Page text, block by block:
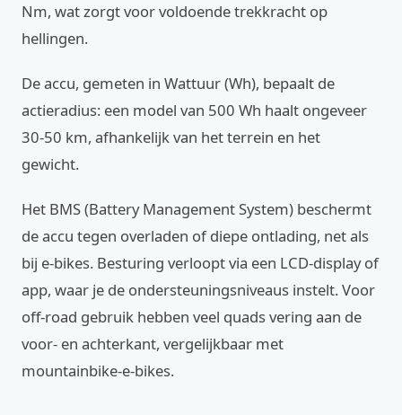
Nm, wat zorgt voor voldoende trekkracht op
hellingen.
De accu, gemeten in Wattuur (Wh), bepaalt de
actieradius: een model van 500 Wh haalt ongeveer
30-50 km, afhankelijk van het terrein en het
gewicht.
Het BMS (Battery Management System) beschermt
de accu tegen overladen of diepe ontlading, net als
bij e-bikes. Besturing verloopt via een LCD-display of
app, waar je de ondersteuningsniveaus instelt. Voor
off-road gebruik hebben veel quads vering aan de
voor- en achterkant, vergelijkbaar met
mountainbike-e-bikes.